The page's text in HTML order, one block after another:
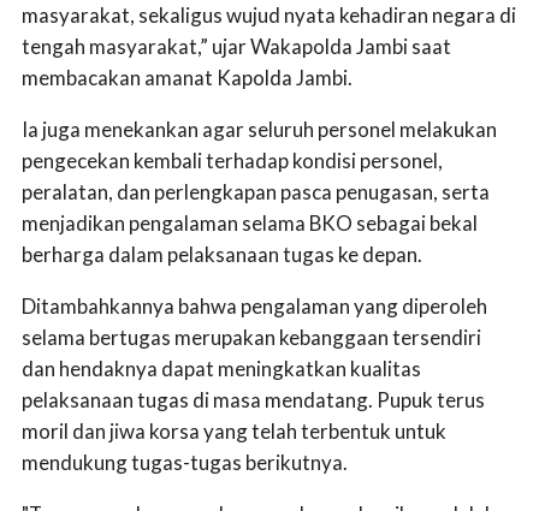
masyarakat, sekaligus wujud nyata kehadiran negara di
tengah masyarakat,” ujar Wakapolda Jambi saat
membacakan amanat Kapolda Jambi.
Ia juga menekankan agar seluruh personel melakukan
pengecekan kembali terhadap kondisi personel,
peralatan, dan perlengkapan pasca penugasan, serta
menjadikan pengalaman selama BKO sebagai bekal
berharga dalam pelaksanaan tugas ke depan.
Ditambahkannya bahwa pengalaman yang diperoleh
selama bertugas merupakan kebanggaan tersendiri
dan hendaknya dapat meningkatkan kualitas
pelaksanaan tugas di masa mendatang. Pupuk terus
moril dan jiwa korsa yang telah terbentuk untuk
mendukung tugas-tugas berikutnya.